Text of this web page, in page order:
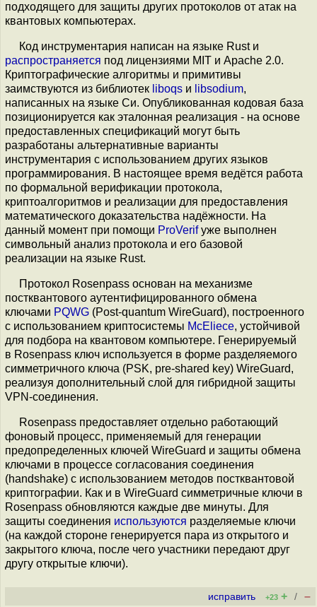
подходящего для защиты других протоколов от атак на
квантовых компьютерах.
Код инструментария написан на языке Rust и
распространяется под лицензиями MIT и Apache 2.0.
Криптографические алгоритмы и примитивы
заимствуются из библиотек liboqs и libsodium,
написанных на языке Си. Опубликованная кодовая база
позиционируется как эталонная реализация - на основе
предоставленных спецификаций могут быть
разработаны альтернативные варианты
инструментария с использованием других языков
программирования. В настоящее время ведётся работа
по формальной верификации протокола,
криптоалгоритмов и реализации для предоставления
математического доказательства надёжности. На
данный момент при помощи ProVerifуже выполнен
символьный анализ протокола и его базовой
реализации на языке Rust.
Протокол Rosenpass основан на механизме
постквантового аутентифицированного обмена
ключами PQWG (Post-quantum WireGuard), построенного
с использованием криптосистемы McEliece, устойчивой
для подбора на квантовом компьютере. Генерируемый
в Rosenpass ключ используется в форме разделяемого
симметричного ключа (PSK, pre-shared key) WireGuard,
реализуя дополнительный слой для гибридной защиты
VPN-соединения.
Rosenpass предоставляет отдельно работающий
фоновый процесс, применяемый для генерации
предопределенных ключей WireGuard и защиты обмена
ключами в процессе согласования соединения
(handshake) с использованием методов постквантовой
криптографии. Как и в WireGuard симметричные ключи в
Rosenpass обновляются каждые две минуты. Для
защиты соединения используются разделяемые ключи
(на каждой стороне генерируется пара из открытого и
закрытого ключа, после чего участники передают друг
другу открытые ключи).
исправить +23 + / –